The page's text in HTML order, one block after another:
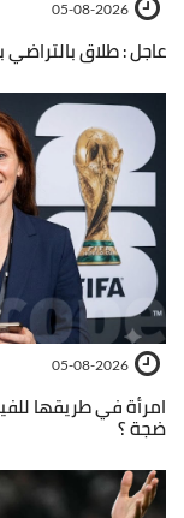
05-08-2026
عاجل : طلاق بالتراضي
05-08-2026
امرأة في طريقها
ضجة ؟